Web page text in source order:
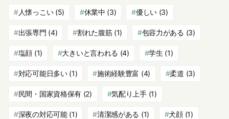
人懐っこい(5) 休業中 (3) 優しい (3)
出張専門 (4) 割れた腹筋(1) 包容力がある (3)
塩顔 (1) 大きいと言われる (4) 学生 (1)
対応可能日多い(1) 施術経験豊富 (4) 柔道 (3)
民間・国家資格保有 (2) 気配り上手(1)
深夜の対応可能(1) 清潔感がある (1) 犬顔(1)